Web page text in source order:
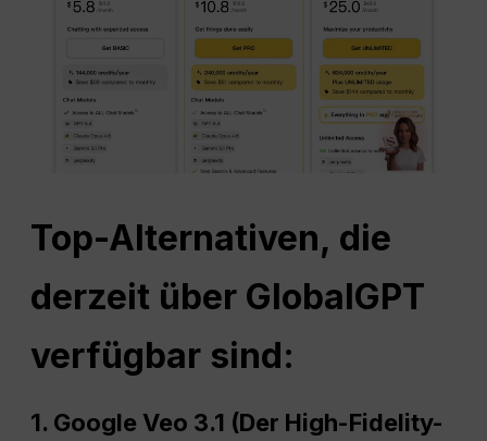
Top-Alternativen, die
derzeit über GlobalGPT
verfügbar sind:
1. Google Veo 3.1 (Der High-Fidelity-